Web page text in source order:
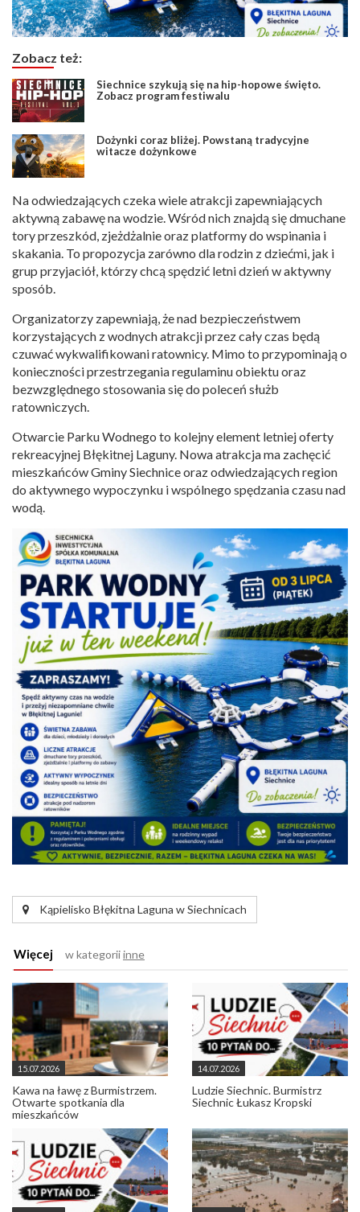
Zobacz też:
Siechnice szykują się na hip-hopowe święto.
Zobacz program festiwalu
Dożynki coraz bliżej. Powstaną tradycyjne
witacze dożynkowe
Na odwiedzających czeka wiele atrakcji zapewniających
aktywną zabawę na wodzie. Wśród nich znajdą się dmuchane
tory przeszkód, zjeżdżalnie oraz platformy do wspinania i
skakania. To propozycja zarówno dla rodzin z dziećmi, jak i
grup przyjaciół, którzy chcą spędzić letni dzień w aktywny
sposób.
Organizatorzy zapewniają, że nad bezpieczeństwem
korzystających z wodnych atrakcji przez cały czas będą
czuwać wykwalifikowani ratownicy. Mimo to przypominają o
konieczności przestrzegania regulaminu obiektu oraz
bezwzględnego stosowania się do poleceń służb
ratowniczych.
Otwarcie Parku Wodnego to kolejny element letniej oferty
rekreacyjnej Błękitnej Laguny. Nowa atrakcja ma zachęcić
mieszkańców Gminy Siechnice oraz odwiedzających region
do aktywnego wypoczynku i wspólnego spędzania czasu nad
wodą.
Kąpielisko Błękitna Laguna w Siechnicach
Więcej w kategoriiinne
15.07.2026
Kawa na ławę z Burmistrzem.
Otwarte spotkania dla
mieszkańców
14.07.2026
Ludzie Siechnic. Burmistrz
Siechnic Łukasz Kropski